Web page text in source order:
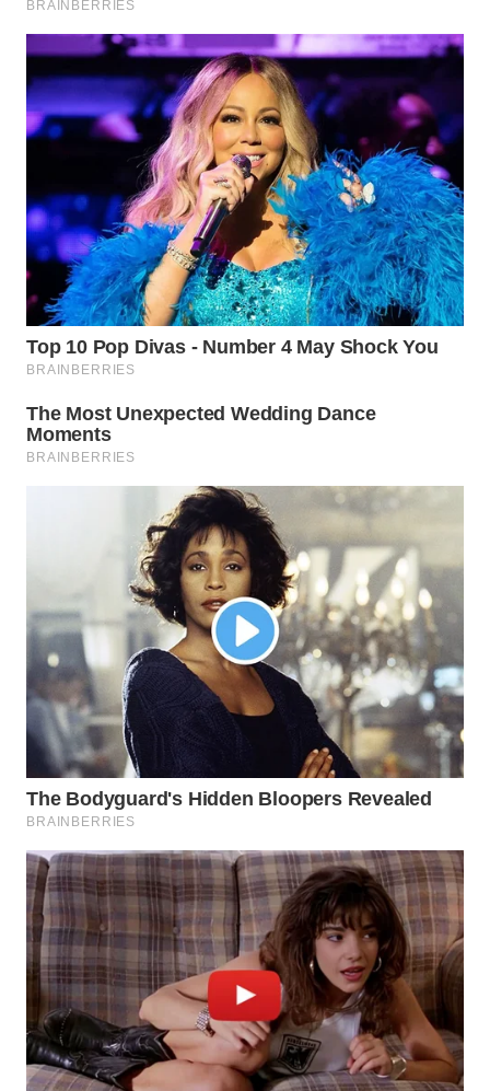
KARAWANG
WN
BEKASI
WN
DEPOK
WN
UTARA
WN
SAMOSIR
SUMEDANG
WN
CIANJUR
WN
SERIBU
WN
TANGERANG
WN
BINJAI
WN
CIREBON